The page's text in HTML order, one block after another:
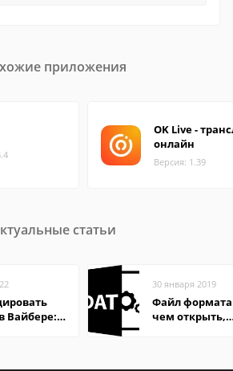
приложения
OK Live -
онлайн
Версия: 1.39
статьи
Вайбере:
30 января 2019
Файл формата
чем открыть,